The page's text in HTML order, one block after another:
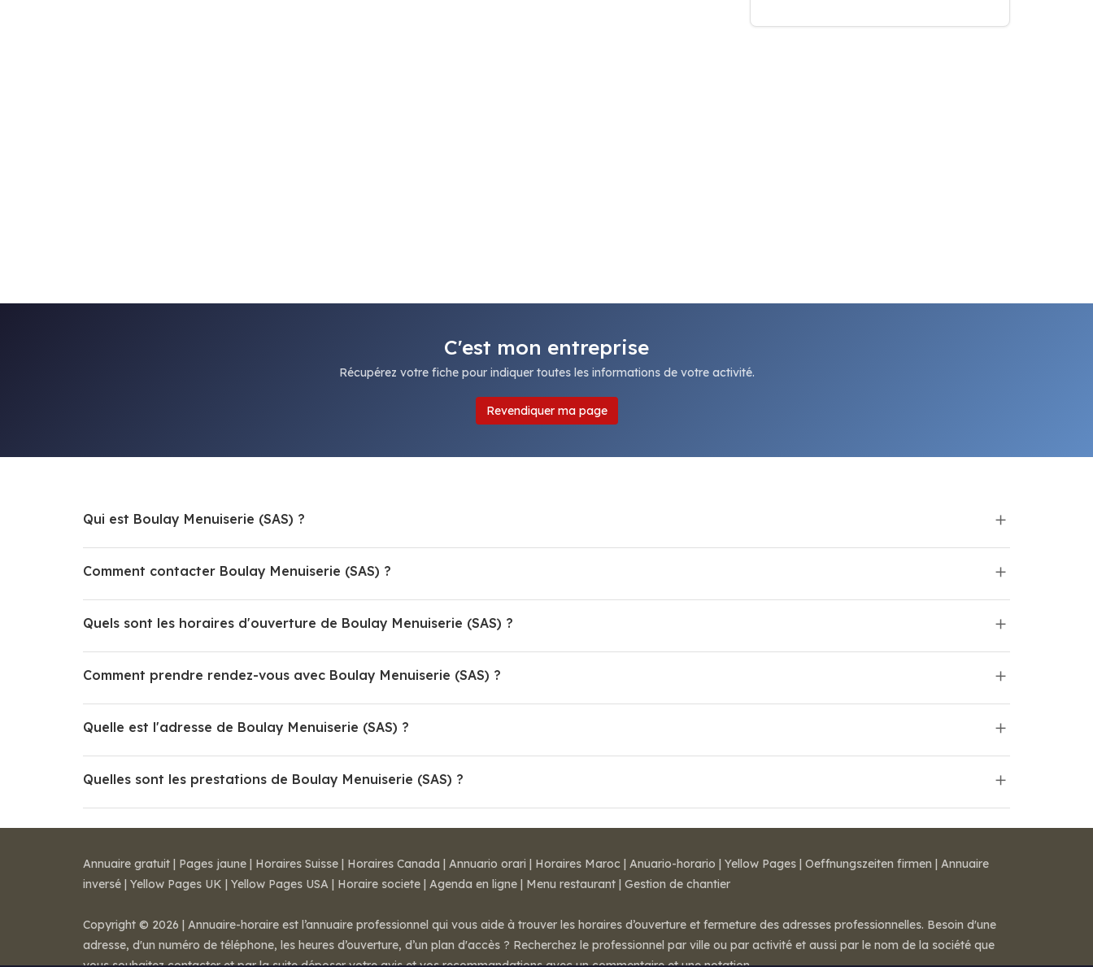
C'est mon entreprise
Récupérez votre fiche pour indiquer toutes les informations de votre activité.
Revendiquer ma page
Qui est Boulay Menuiserie (SAS) ?
Comment contacter Boulay Menuiserie (SAS) ?
Quels sont les horaires d'ouverture de Boulay Menuiserie (SAS) ?
Comment prendre rendez-vous avec Boulay Menuiserie (SAS) ?
Quelle est l'adresse de Boulay Menuiserie (SAS) ?
Quelles sont les prestations de Boulay Menuiserie (SAS) ?
Annuaire gratuit | Pages jaune | Horaires Suisse | Horaires Canada | Annuario orari | Horaires Maroc | Anuario-horario | Yellow Pages | Oeffnungszeiten firmen | Annuaire
inversé | Yellow Pages UK | Yellow Pages USA | Horaire societe | Agenda en ligne | Menu restaurant | Gestion de chantier
Copyright © 2026 | Annuaire-horaire est l’annuaire professionnel qui vous aide à trouver les horaires d’ouverture et fermeture des adresses professionnelles. Besoin d'une
adresse, d'un numéro de téléphone, les heures d’ouverture, d’un plan d'accès ? Recherchez le professionnel par ville ou par activité et aussi par le nom de la société que